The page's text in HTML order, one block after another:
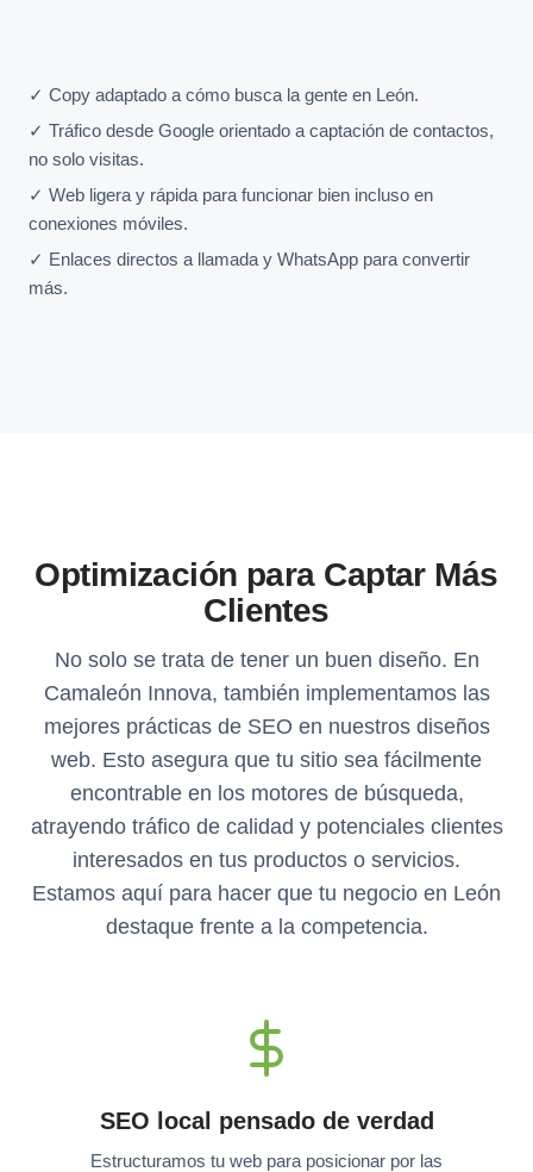
✓ Copy adaptado a cómo busca la gente en León.
✓ Tráfico desde Google orientado a captación de contactos,
no solo visitas.
✓ Web ligera y rápida para funcionar bien incluso en
conexiones móviles.
✓ Enlaces directos a llamada y WhatsApp para convertir
más.
Optimización para Captar Más
Clientes
No solo se trata de tener un buen diseño. En
Camaleón Innova, también implementamos las
mejores prácticas de SEO en nuestros diseños
web. Esto asegura que tu sitio sea fácilmente
encontrable en los motores de búsqueda,
atrayendo tráfico de calidad y potenciales clientes
interesados en tus productos o servicios.
Estamos aquí para hacer que tu negocio en León
destaque frente a la competencia.
SEO local pensado de verdad
Estructuramos tu web para posicionar por las